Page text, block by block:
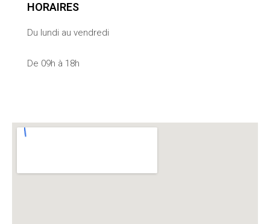
HORAIRES
Du lundi au vendredi
De 09h à 18h